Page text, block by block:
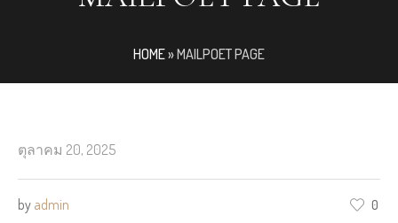
HOME»MAILPOET PAGE
ตุลาคม 20, 2025
by admin 0